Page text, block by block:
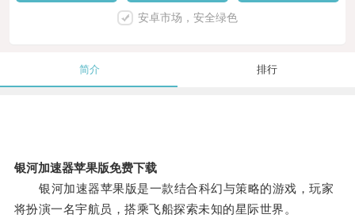
安卓市场，安全绿色
简介 排行
银河加速器苹果版免费下载
银河加速器苹果版是一款结合科幻与策略的游戏，玩家
将扮演一名宇航员，搭乘飞船探索未知的星际世界。